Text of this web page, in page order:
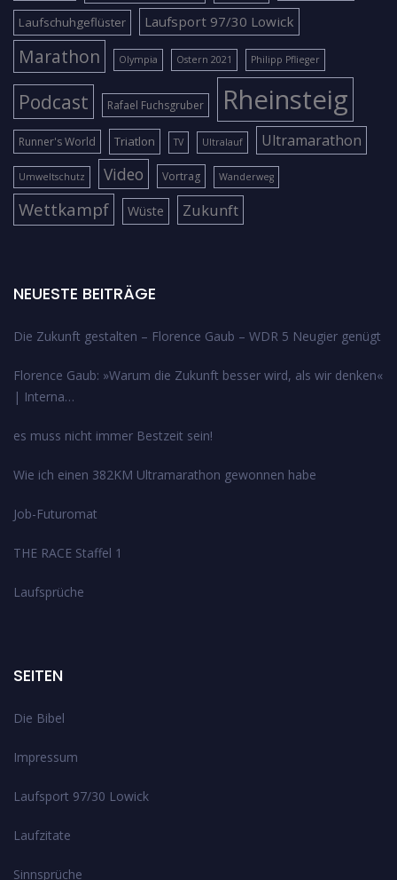
Laufschuhgeflüster Laufsport 97/30 Lowick
Marathon Olympia Ostern 2021 Philipp Pflieger
Podcast Rafael Fuchsgruber Rheinsteig
Runner's World Triatlon TV Ultralauf Ultramarathon
Umweltschutz Video Vortrag Wanderweg
Wettkampf Wüste Zukunft
NEUESTE BEITRÄGE
Die Zukunft gestalten – Florence Gaub – WDR 5 Neugier genügt
Florence Gaub: »Warum die Zukunft besser wird, als wir denken«
| Interna…
es muss nicht immer Bestzeit sein!
Wie ich einen 382KM Ultramarathon gewonnen habe
Job-Futuromat
THE RACE Staffel 1
Laufsprüche
SEITEN
Die Bibel
Impressum
Laufsport 97/30 Lowick
Laufzitate
Sinnsprüche